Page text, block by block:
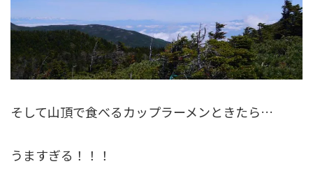
そして山頂で食べるカップラーメンときたら…
うますぎる！！！